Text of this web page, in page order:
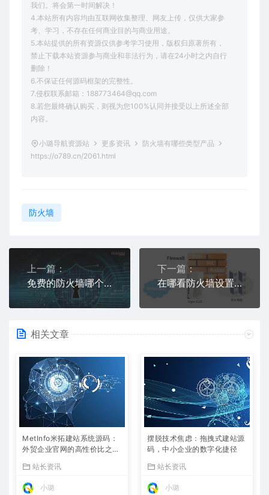
我们。将会第一时间解决！
4.本站所有内容均由互联网收集整理、网友上传，仅供大家参
考、学习，不存在任何商业目的与商业用途。
5.本站提供的所有资源仅供参考学习使用，版权归原著所有，
禁止下载本站资源参与商业和非法行为，请在24小时之内自行
删除！
6.不保证任何源码框架的完整性。
7.侵权联系邮箱：188773464@qq.com
8.若您最终确认购买，则视为您100%认同并接受以上所述全部
内容。
小璐导航资源站 更多资讯
防火墙有哪些类型产品
https://o789.cn/2061.html
防火墙
上一篇：
免费的防火墙哪个好用
下一篇：
在哪看防火墙设置方法
相关文章
MetInfo米拓建站系统源码：
外贸企业官网的高性价比之
站长资讯
小璐
摆脱技术焦虑：拖拽式建站源
码，中小企业的数字化捷径
站长资讯
小璐